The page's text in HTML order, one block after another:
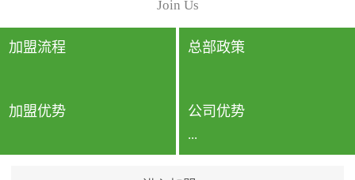
要。因为空间内人流携带
的、空气...
测结果可靠，远胜于其他
检测...
Join Us
加盟流程 总部政策
加盟优势 公司优势
...